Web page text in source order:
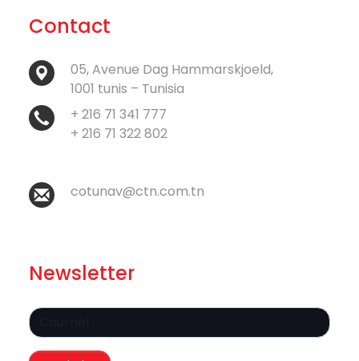
Contact
05, Avenue Dag Hammarskjoeld,
1001 tunis – Tunisia
+ 216 71 341 777
+ 216 71 322 802
cotunav@ctn.com.tn
Newsletter